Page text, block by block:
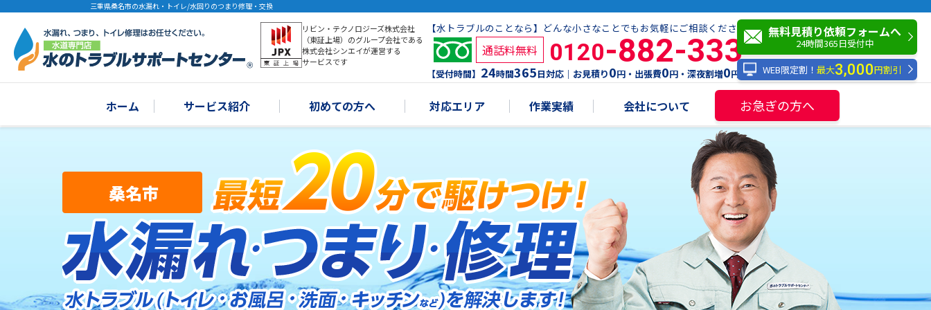
三重県桑名市の水漏れ・トイレ/水回りのつまり修理・交換
リビン・テクノロジーズ株式会社
（東証上場）のグループ会社である
株式会社シンエイが運営する
サービスです
【水トラブルのことなら】どんな小さなことでもお気軽にご相談ください！
通話料無料 0120-882-333
【受付時間】 24時間365日対応｜お見積り0円・出張費0円・深夜割増0円
無料見積り依頼フォームへ
24時間365日受付中
WEB限定割！ 最大3,000円割引
ホーム サービス紹介 初めての方へ 対応エリア 作業実績 会社について お急ぎの方へ
桑名市